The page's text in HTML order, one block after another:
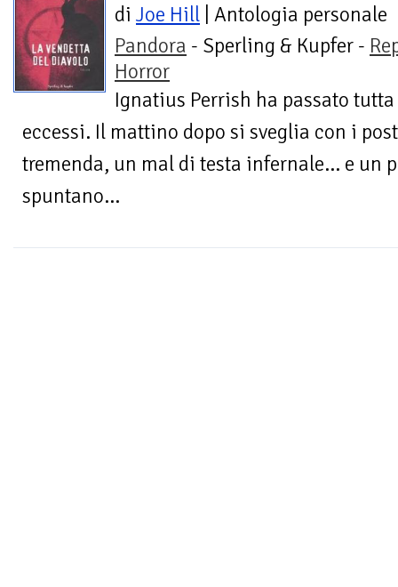
di Joe Hill | Antologia personale
Pandora - Sperling & Kupfer -
Horror
Ignatius Perrish ha passato
eccessi. Il mattino dopo si sveglia con i
tremenda, un mal di testa infernale... e un
spuntano...